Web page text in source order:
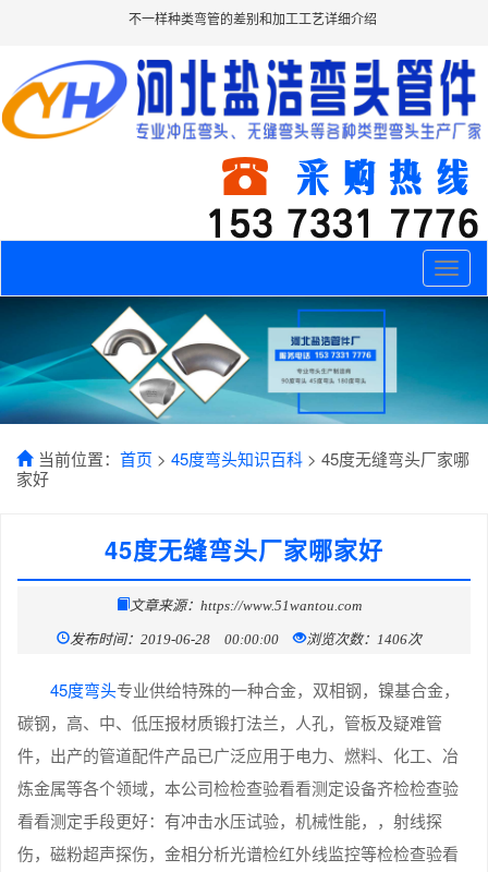
不一样种类弯管的差别和加工工艺详细介绍
Toggle
当前位置： 首页 > 45度弯头知识百科 > 45度无缝弯头厂家哪
家好
45度无缝弯头厂家哪家好
文章来源：https://www.51wantou.com
发布时间：2019-06-28 00:00:00 浏览次数：1406次
45度弯头专业供给特殊的一种合金，双相钢，镍基合金，
碳钢，高、中、低压报材质锻打法兰，人孔，管板及疑难管
件，出产的管道配件产品已广泛应用于电力、燃料、化工、冶
炼金属等各个领域，本公司检检查验看看测定设备齐检检查验
看看测定手段更好：有冲击水压试验，机械性能，，射线探
伤，磁粉超声探伤，金相分析光谱检红外线监控等检检查验看